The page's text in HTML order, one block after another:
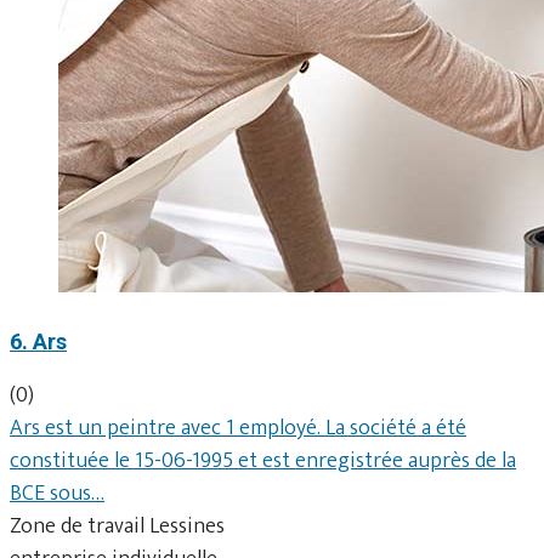
6. Ars
(0)
Ars est un peintre avec 1 employé. La société a été
constituée le 15-06-1995 et est enregistrée auprès de la
BCE sous…
Zone de travail Lessines